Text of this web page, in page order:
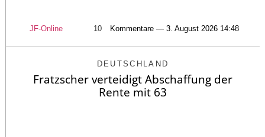
JF-Online 10 Kommentare — 3. August 2026 14:48
DEUTSCHLAND
Fratzscher verteidigt Abschaffung der
Rente mit 63